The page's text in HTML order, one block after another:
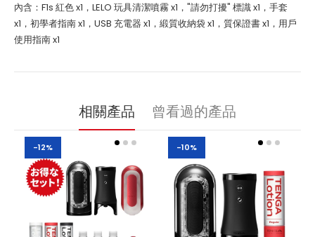
內含：F1s 紅色 x1，LELO 玩具清潔噴霧 x1，"請勿打擾" 標識 x1，手套
x1，初學者指南 x1，USB 充電器 x1，緞質收納袋 x1，質保證書 x1，用戶
使用指南 x1
相關產品 曾看過的產品
-12% -10%